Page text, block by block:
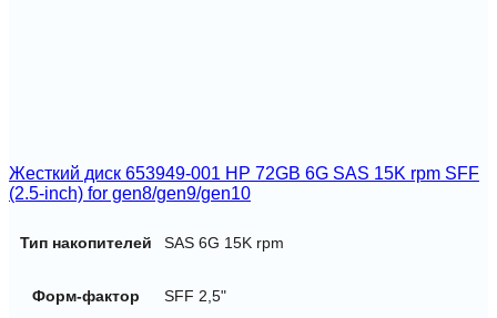
Жесткий диск 653949-001 HP 72GB 6G SAS 15K rpm SFF
(2.5-inch) for gen8/gen9/gen10
Тип накопителей SAS 6G 15K rpm
Форм-фактор SFF 2,5"